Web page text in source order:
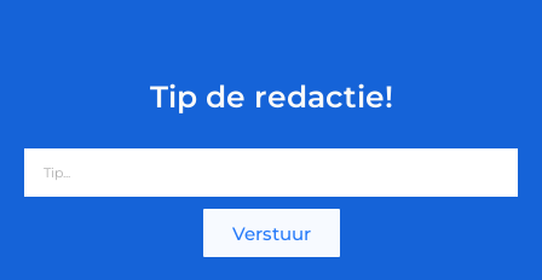
Tip de redactie!
Verstuur